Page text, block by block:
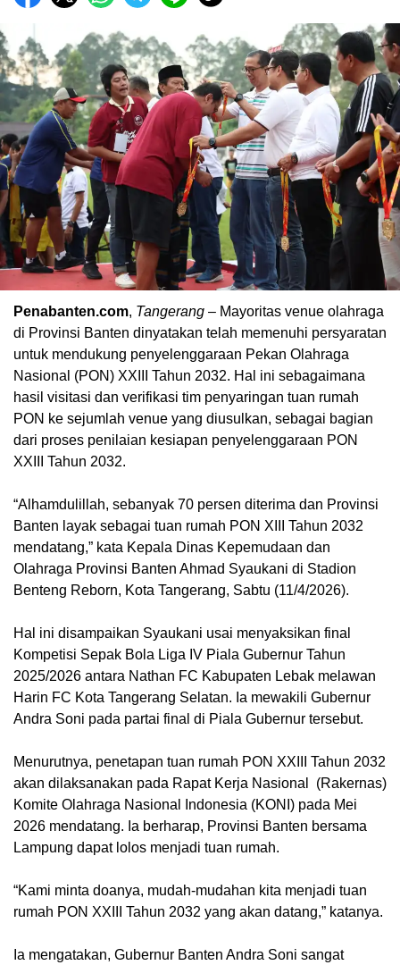
Penabanten.com, Tangerang – Mayoritas venue olahraga
di Provinsi Banten dinyatakan telah memenuhi persyaratan
untuk mendukung penyelenggaraan Pekan Olahraga
Nasional (PON) XXIII Tahun 2032. Hal ini sebagaimana
hasil visitasi dan verifikasi tim penyaringan tuan rumah
PON ke sejumlah venue yang diusulkan, sebagai bagian
dari proses penilaian kesiapan penyelenggaraan PON
XXIII Tahun 2032.
“Alhamdulillah, sebanyak 70 persen diterima dan Provinsi
Banten layak sebagai tuan rumah PON XIII Tahun 2032
mendatang,” kata Kepala Dinas Kepemudaan dan
Olahraga Provinsi Banten Ahmad Syaukani di Stadion
Benteng Reborn, Kota Tangerang, Sabtu (11/4/2026).
Hal ini disampaikan Syaukani usai menyaksikan final
Kompetisi Sepak Bola Liga IV Piala Gubernur Tahun
2025/2026 antara Nathan FC Kabupaten Lebak melawan
Harin FC Kota Tangerang Selatan. Ia mewakili Gubernur
Andra Soni pada partai final di Piala Gubernur tersebut.
Menurutnya, penetapan tuan rumah PON XXIII Tahun 2032
akan dilaksanakan pada Rapat Kerja Nasional (Rakernas)
Komite Olahraga Nasional Indonesia (KONI) pada Mei
2026 mendatang. Ia berharap, Provinsi Banten bersama
Lampung dapat lolos menjadi tuan rumah.
“Kami minta doanya, mudah-mudahan kita menjadi tuan
rumah PON XXIII Tahun 2032 yang akan datang,” katanya.
Ia mengatakan, Gubernur Banten Andra Soni sangat